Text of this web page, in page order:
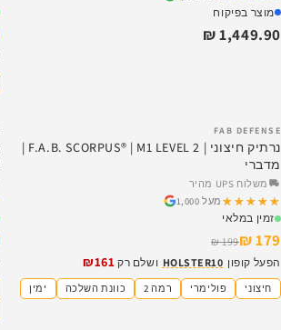
מוצר בפיקוח
1,449.90 ₪
SALE
FAB DEFENSE
נרתיק חיצוני | F.A.B. SCORPUS® | M1 LEVEL 2 |
מדברי
משלוח UPS מהיר
★★★★★
★★★★★ מעל 1,000
זמין במלאי
179 ₪
199 ₪
הפעל קופון HOLSTER10 ושלם רק ₪161
חיצוני פולימרי רמה 2 כוונת השלכה ימין